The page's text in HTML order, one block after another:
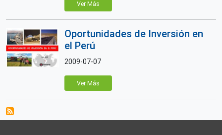
Ver Más
Oportunidades de Inversión en
el Perú
2009-07-07
Ver Más